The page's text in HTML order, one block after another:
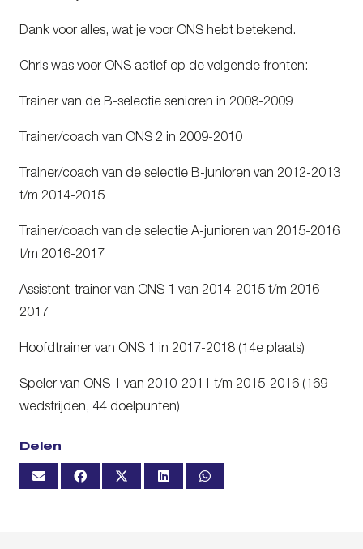
Dank voor alles, wat je voor ONS hebt betekend.
Chris was voor ONS actief op de volgende fronten:
Trainer van de B-selectie senioren in 2008-2009
Trainer/coach van ONS 2 in 2009-2010
Trainer/coach van de selectie B-junioren van 2012-2013
t/m 2014-2015
Trainer/coach van de selectie A-junioren van 2015-2016
t/m 2016-2017
Assistent-trainer van ONS 1 van 2014-2015 t/m 2016-
2017
Hoofdtrainer van ONS 1 in 2017-2018 (14e plaats)
Speler van ONS 1 van 2010-2011 t/m 2015-2016 (169
wedstrijden, 44 doelpunten)
Delen